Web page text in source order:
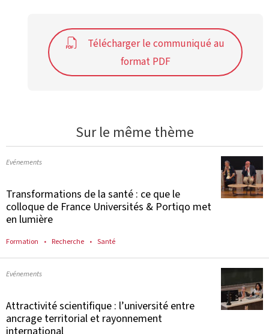
Télécharger le communiqué au
format PDF
Sur le même thème
Evénements
Transformations de la santé : ce que le
colloque de France Universités & Portiqo met
en lumière
Formation Recherche Santé
Evénements
Attractivité scientifique : l’université entre
ancrage territorial et rayonnement